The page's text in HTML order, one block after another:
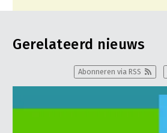
Gerelateerd nieuws
Abonneren via RSS